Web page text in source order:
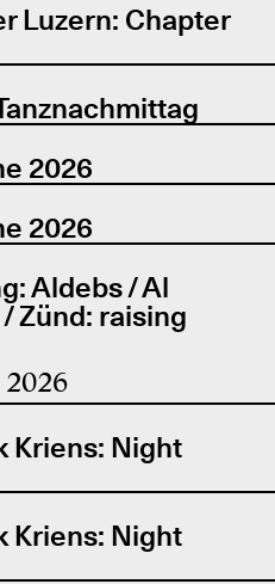
Luzern: Chapter
2026
2026
Aldebs / Al
Zünd: raising
Kriens: Night
Kriens: Night